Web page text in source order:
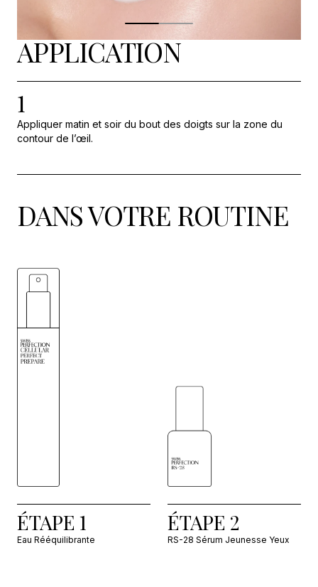
APPLICATION
1
Appliquer matin et soir du bout des doigts sur la zone du
contour de l’œil.
DANS VOTRE ROUTINE
ÉTAPE 1
Eau Rééquilibrante
ÉTAPE 2
RS-28 Sérum Jeunesse Yeux